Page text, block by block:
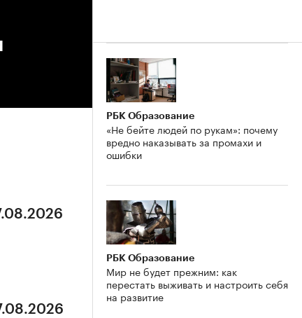
РБК Образование
«Не бейте людей по рукам»: почему
вредно наказывать за промахи и
ошибки
РБК Образование
Мир не будет прежним: как
перестать выживать и настроить себя
на развитие